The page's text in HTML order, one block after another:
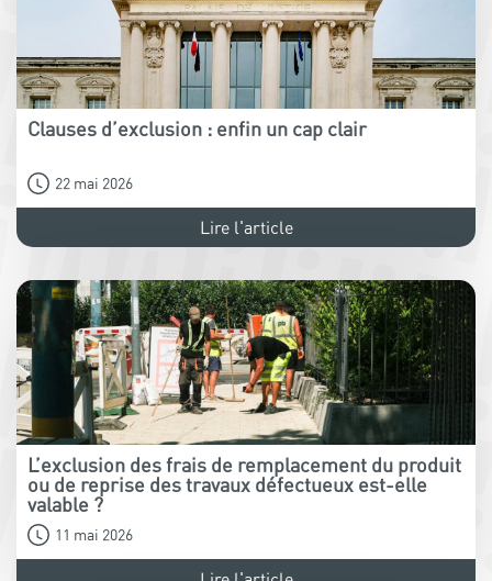
Clauses d’exclusion : enfin un cap clair
22 mai 2026
Lire l'article
L’exclusion des frais de remplacement du produit
ou de reprise des travaux défectueux est-elle
valable ?
11 mai 2026